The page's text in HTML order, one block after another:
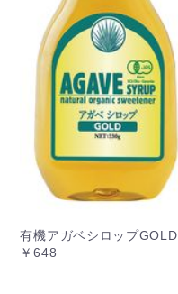
有機アガベシロップGOLD
￥648